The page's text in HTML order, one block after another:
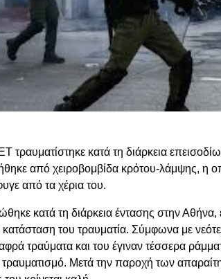
τραυματίστηκε κατά τη διάρκεια
από χειροβομβίδα κρότου-λάμψης, η
από τα χέρια του.
κατά τη διάρκεια έντασης στην
κατάσταση του τραυματία. Σύμφωνα με
τραύματα και του έγιναν τέσσερα
Μετά την παροχή των